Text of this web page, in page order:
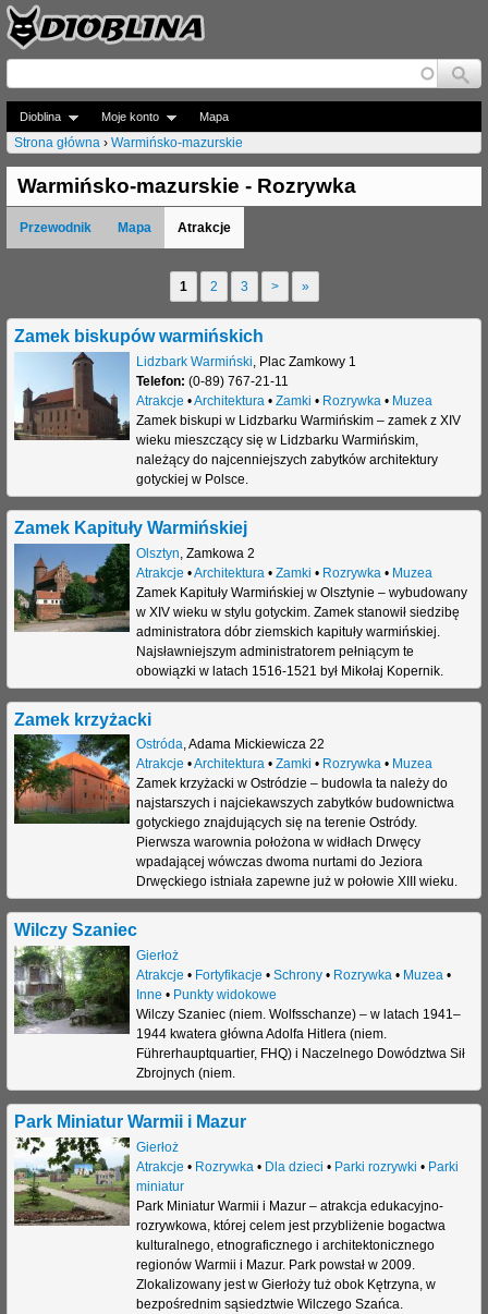
Jump to navigation
Dioblina Moje konto Mapa
J
e
s
ś
u
j
Strona główna › Warmińsko-mazurskie
Warmińsko-mazurskie - Rozrywka
Przewodnik Mapa Atrakcje
t
n
1 2 3 > »
Zamek biskupów warmińskich
Lidzbark Warmiński Plac Zamkowy 1
Telefon: (0-89) 767-21-11
Atrakcje •Architektura • Zamki • Rozrywka • Muzea
Zamek biskupi w Lidzbarku Warmińskim – zamek z XIV
wieku mieszczący się w Lidzbarku Warmińskim,
należący do najcenniejszych zabytków architektury
gotyckiej w Polsce.
Zamek Kapituły Warmińskiej
Olsztyn Zamkowa 2
Atrakcje •Architektura • Zamki • Rozrywka • Muzea
Zamek Kapituły Warmińskiej w Olsztynie – wybudowany
w XIV wieku w stylu gotyckim. Zamek stanowił siedzibę
administratora dóbr ziemskich kapituły warmińskiej.
Najsławniejszym administratorem pełniącym te
obowiązki w latach 1516-1521 był Mikołaj Kopernik.
Zamek krzyżacki
Ostróda,Adama Mickiewicza 22
Atrakcje •Architektura• Zamki • Rozrywka• Muzea
Zamek krzyżacki w Ostródzie – budowla ta należy do
najstarszych i najciekawszych zabytków budownictwa
gotyckiego znajdujących się na terenie Ostródy.
Pierwsza warownia położona w widłach Drwęcy
wpadającej wówczas dwoma nurtami do Jeziora
Drwęckiego istniała zapewne już w połowie XIII wieku.
Wilczy Szaniec
Gierłoż
Atrakcje • Fortyfikacje • Schrony• Rozrywka• Muzea•
Inne • Punkty widokowe
Wilczy Szaniec (niem. Wolfsschanze) – w latach 1941–
1944 kwatera główna Adolfa Hitlera (niem.
Führerhauptquartier, FHQ) i Naczelnego Dowództwa Sił
Zbrojnych (niem.
Park Miniatur Warmii i Mazur
Gierłoż
Atrakcje • Rozrywka• Dla dzieci • Parki rozrywki • Parki
miniatur
Park Miniatur Warmii i Mazur – atrakcja edukacyjno-
rozrywkowa, której celem jest przybliżenie bogactwa
kulturalnego, etnograficznego i architektonicznego
regionów Warmii i Mazur. Park powstał w 2009.
Zlokalizowany jest w Gierłoży tuż obok Kętrzyna, w
bezpośrednim sąsiedztwie Wilczego Szańca.